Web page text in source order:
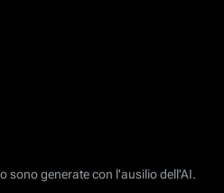
sono generate con l'ausilio dell'AI.